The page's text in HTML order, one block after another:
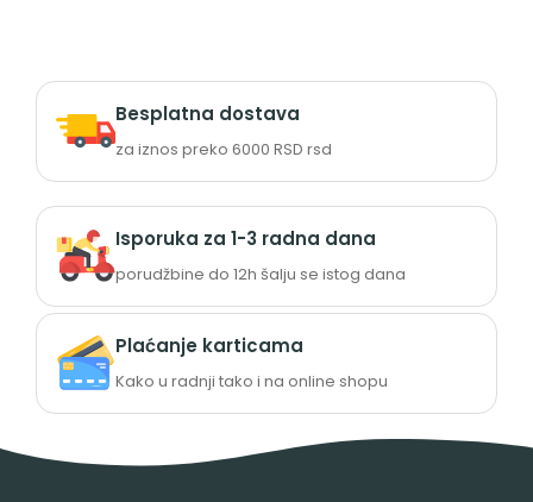
Besplatna dostava
za iznos preko 6000 RSD rsd
Isporuka za 1-3 radna dana
porudžbine do 12h šalju se istog dana
Plaćanje karticama
Kako u radnji tako i na online shopu